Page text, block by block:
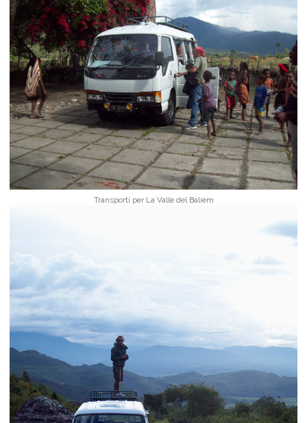
Transporti per La Valle del Baliem